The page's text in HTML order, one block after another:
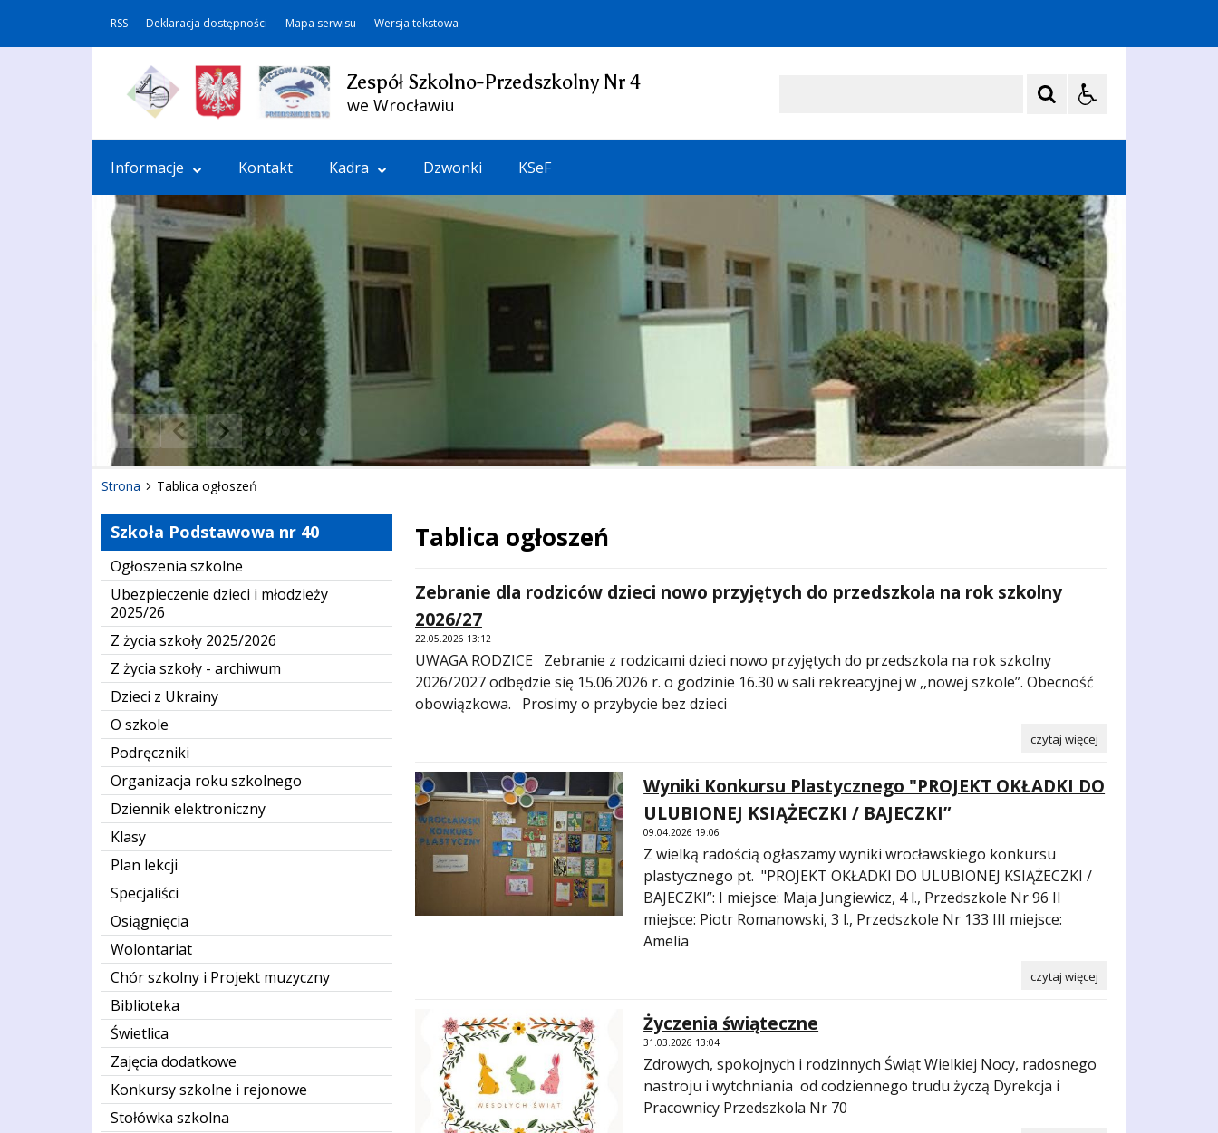
RSS Deklaracja dostępności Mapa serwisu Wersja tekstowa
Zespół Szkolno-Przedszkolny Nr 4
we Wrocławiu
Informacje Kontakt Kadra Dzwonki KSeF
Poprzedni Element
Następny Element
❚❚
Strona Tablica ogłoszeń
Szkoła Podstawowa nr 40
Ogłoszenia szkolne
Ubezpieczenie dzieci i młodzieży
2025/26
Z życia szkoły 2025/2026
Z życia szkoły - archiwum
Dzieci z Ukrainy
O szkole
Podręczniki
Organizacja roku szkolnego
Dziennik elektroniczny
Klasy
Plan lekcji
Specjaliści
Osiągnięcia
Wolontariat
Chór szkolny i Projekt muzyczny
Biblioteka
Świetlica
Zajęcia dodatkowe
Konkursy szkolne i rejonowe
Stołówka szkolna
Tablica ogłoszeń
Treść
Zebranie dla rodziców dzieci nowo przyjętych do przedszkola na rok szkolny
2026/27
22.05.2026 13:12
UWAGA RODZICE Zebranie z rodzicami dzieci nowo przyjętych do przedszkola na rok szkolny
2026/2027 odbędzie się 15.06.2026 r. o godzinie 16.30 w sali rekreacyjnej w ,,nowej szkole”. Obecność
obowiązkowa. Prosimy o przybycie bez dzieci
czytaj więcej
Wyniki Konkursu Plastycznego "PROJEKT OKŁADKI DO
ULUBIONEJ KSIĄŻECZKI / BAJECZKI”
09.04.2026 19:06
Z wielką radością ogłaszamy wyniki wrocławskiego konkursu
plastycznego pt. "PROJEKT OKŁADKI DO ULUBIONEJ KSIĄŻECZKI /
BAJECZKI”: I miejsce: Maja Jungiewicz, 4 l., Przedszkole Nr 96 II
miejsce: Piotr Romanowski, 3 l., Przedszkole Nr 133 III miejsce:
Amelia
czytaj więcej
Życzenia świąteczne
31.03.2026 13:04
Zdrowych, spokojnych i rodzinnych Świąt Wielkiej Nocy, radosnego
nastroju i wytchniania od codziennego trudu życzą Dyrekcja i
Pracownicy Przedszkola Nr 70